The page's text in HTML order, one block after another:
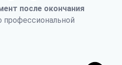
после окончания
профессиональной